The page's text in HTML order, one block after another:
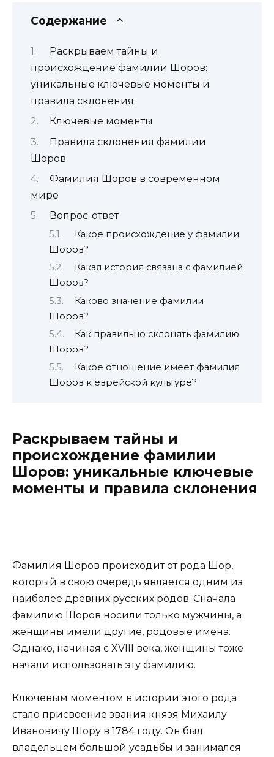
Содержание
Раскрываем тайны и
происхождение фамилии Шоров:
уникальные ключевые моменты и
правила склонения
Ключевые моменты
Правила склонения фамилии
Шоров
Фамилия Шоров в современном
мире
Вопрос-ответ
Какое происхождение у фамилии
Шоров?
Какая история связана с фамилией
Шоров?
Каково значение фамилии
Шоров?
Как правильно склонять фамилию
Шоров?
Какое отношение имеет фамилия
Шоров к еврейской культуре?
Раскрываем тайны и
происхождение фамилии
Шоров: уникальные ключевые
моменты и правила склонения
Фамилия Шоров происходит от рода Шор,
который в свою очередь является одним из
наиболее древних русских родов. Сначала
фамилию Шоров носили только мужчины, а
женщины имели другие, родовые имена.
Однако, начиная с XVIII века, женщины тоже
начали использовать эту фамилию.
Ключевым моментом в истории этого рода
стало присвоение звания князя Михаилу
Ивановичу Шору в 1784 году. Он был
владельцем большой усадьбы и занимался